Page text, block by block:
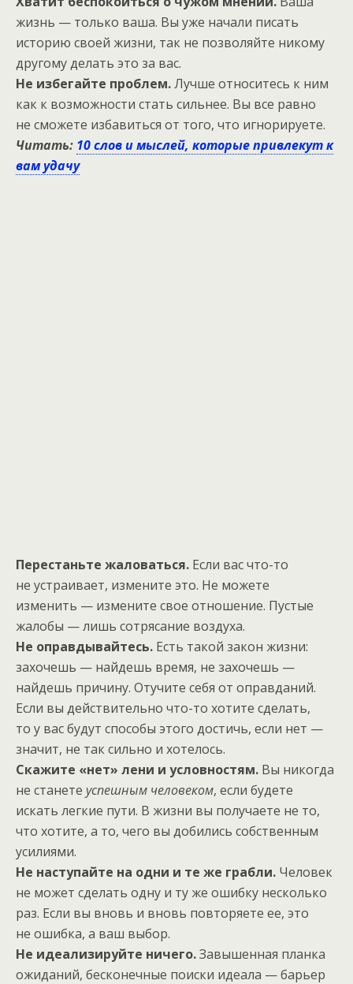
жизнь — только ваша. Вы уже начали писать
историю своей жизни, так не позволяйте никому
другому делать это за вас.
Не избегайте проблем.Лучше относитесь к ним
как к возможности стать сильнее. Вы все равно
не сможете избавиться от того, что игнорируете.
Читать: 10 слов и мыслей, которые привлекут к
вам удачу
Перестаньте жаловаться. Если вас что-то
не устраивает, измените это. Не можете
изменить — измените свое отношение. Пустые
жалобы — лишь сотрясание воздуха.
Не оправдывайтесь. Есть такой закон жизни:
захочешь — найдешь время, не захочешь —
найдешь причину. Отучите себя от оправданий.
Если вы действительно что-то хотите сделать,
то у вас будут способы этого достичь, если нет —
значит, не так сильно и хотелось.
Скажите «нет» лени и условностям. Вы никогда
не станете успешным человеком, если будете
искать легкие пути. В жизни вы получаете не то,
что хотите, а то, чего вы добились собственным
усилиями.
Не наступайте на одни и те же грабли. Человек
не может сделать одну и ту же ошибку несколько
раз. Если вы вновь и вновь повторяете ее, это
не ошибка, а ваш выбор.
Не идеализируйте ничего.Завышенная планка
ожиданий, бесконечные поиски идеала — барьер